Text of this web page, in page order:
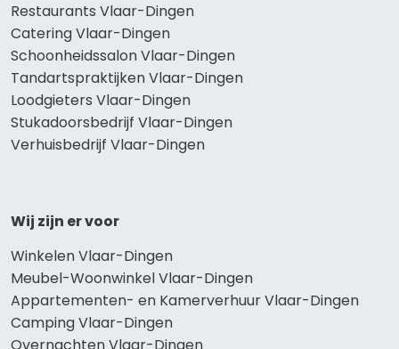
Restaurants Vlaar-Dingen
Catering Vlaar-Dingen
Schoonheidssalon Vlaar-Dingen
Tandartspraktijken Vlaar-Dingen
Loodgieters Vlaar-Dingen
Stukadoorsbedrijf Vlaar-Dingen
Verhuisbedrijf Vlaar-Dingen
Wij zijn er voor
Winkelen Vlaar-Dingen
Meubel-Woonwinkel Vlaar-Dingen
Appartementen- en Kamerverhuur Vlaar-Dingen
Camping Vlaar-Dingen